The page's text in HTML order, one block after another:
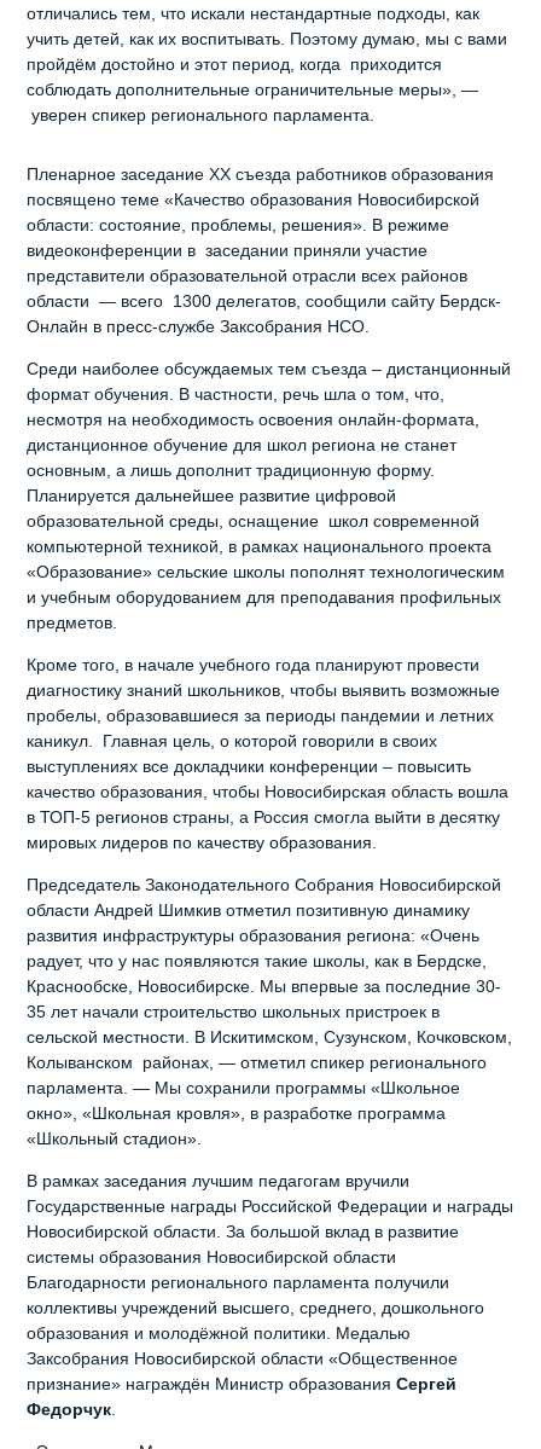
отличались тем, что искали нестандартные подходы, как
учить детей, как их воспитывать. Поэтому думаю, мы с вами
пройдём достойно и этот период, когда приходится
соблюдать дополнительные ограничительные меры», —
уверен спикер регионального парламента.
Пленарное заседание XX съезда работников образования
посвящено теме «Качество образования Новосибирской
области: состояние, проблемы, решения». В режиме
видеоконференции в заседании приняли участие
представители образовательной отрасли всех районов
области — всего 1300 делегатов, сообщили сайту Бердск-
Онлайн в пресс-службе Заксобрания НСО.
Среди наиболее обсуждаемых тем съезда – дистанционный
формат обучения. В частности, речь шла о том, что,
несмотря на необходимость освоения онлайн-формата,
дистанционное обучение для школ региона не станет
основным, а лишь дополнит традиционную форму.
Планируется дальнейшее развитие цифровой
образовательной среды, оснащение школ современной
компьютерной техникой, в рамках национального проекта
«Образование» сельские школы пополнят технологическим
и учебным оборудованием для преподавания профильных
предметов.
Кроме того, в начале учебного года планируют провести
диагностику знаний школьников, чтобы выявить возможные
пробелы, образовавшиеся за периоды пандемии и летних
каникул. Главная цель, о которой говорили в своих
выступлениях все докладчики конференции – повысить
качество образования, чтобы Новосибирская область вошла
в ТОП-5 регионов страны, а Россия смогла выйти в десятку
мировых лидеров по качеству образования.
Председатель Законодательного Собрания Новосибирской
области Андрей Шимкив отметил позитивную динамику
развития инфраструктуры образования региона: «Очень
радует, что у нас появляются такие школы, как в Бердске,
Краснообске, Новосибирске. Мы впервые за последние 30-
35 лет начали строительство школьных пристроек в
сельской местности. В Искитимском, Сузунском, Кочковском,
Колыванском районах, — отметил спикер регионального
парламента. — Мы сохранили программы «Школьное
окно», «Школьная кровля», в разработке программа
«Школьный стадион».
В рамках заседания лучшим педагогам вручили
Государственные награды Российской Федерации и награды
Новосибирской области. За большой вклад в развитие
системы образования Новосибирской области
Благодарности регионального парламента получили
коллективы учреждений высшего, среднего, дошкольного
образования и молодёжной политики. Медалью
Заксобрания Новосибирской области «Общественное
признание» награждён Министр образованияСергей
Федорчук.